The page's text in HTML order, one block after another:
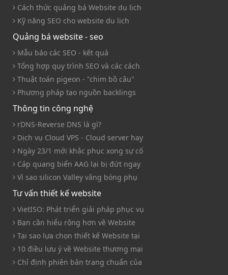
Cách thức quảng bá Website du lịch
Kỹ năng SEO cho website du lịch
Quảng bá website - seo
Mẫu báo các SEO - kết quả
Tổng hợp quy trình SEO và các cách
Thuật toán pigeon - "chim bồ câu"
Phương pháp tạo nguồn backlings
Thông tin công nghệ
rDNS-Reverse DNS là gì?
Dịch vụ Cloud VPS - Cloud server hay
Ngày 23/1 mới khắc phục xong sự cố
Cáp quang biển AAG lại bị đứt ngay
Vì sao silicon Valley vắng bóng phụ
Tư vấn thiết kế website
VietISO: Phát triển giải pháp phục vụ
Bạn cần hiểu rộng hơn về Website
Tại sao lựa chọn thiết kế Website tại
10 điều lưu ý về Website thương mại
Chỉ định phiên bản trang chuẩn của